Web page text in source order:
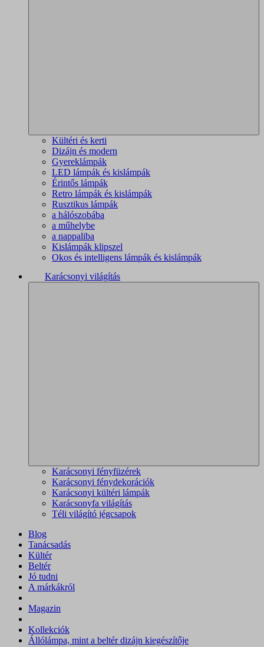
Kültéri és kerti
Dizájn és modern
Gyereklámpák
LED lámpák és kislámpák
Érintős lámpák
Retro lámpák és kislámpák
Rusztikus lámpák
a hálószobába
a műhelybe
a nappaliba
Kislámpák klipszel
Okos és intelligens lámpák és kislámpák
Karácsonyi világítás
Karácsonyi fényfüzérek
Karácsonyi fénydekorációk
Karácsonyi kültéri lámpák
Karácsonyfa világítás
Téli világító jégcsapok
Blog
Tanácsadás
Kültér
Beltér
Jó tudni
A márkákról
Magazin
Kollekciók
Állólámpa, mint a beltér dizájn kiegészítője